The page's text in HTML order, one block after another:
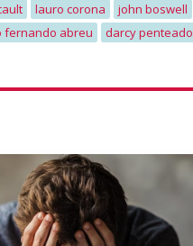
lauro corona
john boswell
fernando abreu darcy penteado